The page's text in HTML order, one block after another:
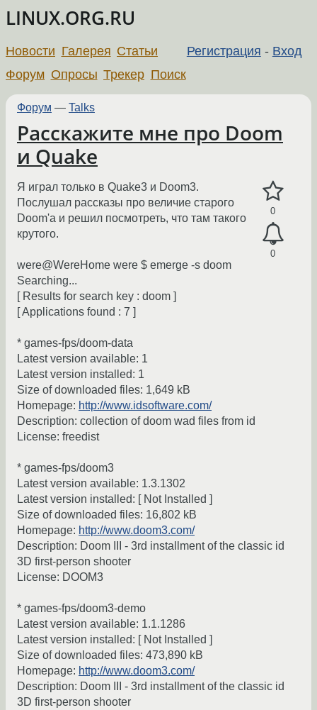
LINUX.ORG.RU
Регистрация - Вход
Новости Галерея Статьи
Форум Опросы Трекер Поиск
Форум — Talks
Расскажите мне про Doom
и Quake
0
0
Я играл только в Quake3 и Doom3.
Послушал рассказы про величие старого
Doom'а и решил посмотреть, что там такого
крутого.
were@WereHome were $ emerge -s doom
Searching...
[ Results for search key : doom ]
[ Applications found : 7 ]
* games-fps/doom-data
Latest version available: 1
Latest version installed: 1
Size of downloaded files: 1,649 kB
Homepage: http://www.idsoftware.com/
Description: collection of doom wad files from id
License: freedist
* games-fps/doom3
Latest version available: 1.3.1302
Latest version installed: [ Not Installed ]
Size of downloaded files: 16,802 kB
Homepage: http://www.doom3.com/
Description: Doom III - 3rd installment of the classic id
3D first-person shooter
License: DOOM3
* games-fps/doom3-demo
Latest version available: 1.1.1286
Latest version installed: [ Not Installed ]
Size of downloaded files: 473,890 kB
Homepage: http://www.doom3.com/
Description: Doom III - 3rd installment of the classic id
3D first-person shooter